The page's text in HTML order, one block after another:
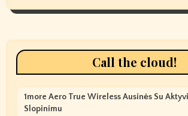
Call the cloud!
1more Aero True Wireless Ausinės Su
Slopinimu